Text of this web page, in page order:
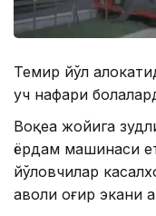
Темир йўл
уч нафари
Воқеа жойига
ёрдам машинаси
йўловчилар
аҳволи оғир экани